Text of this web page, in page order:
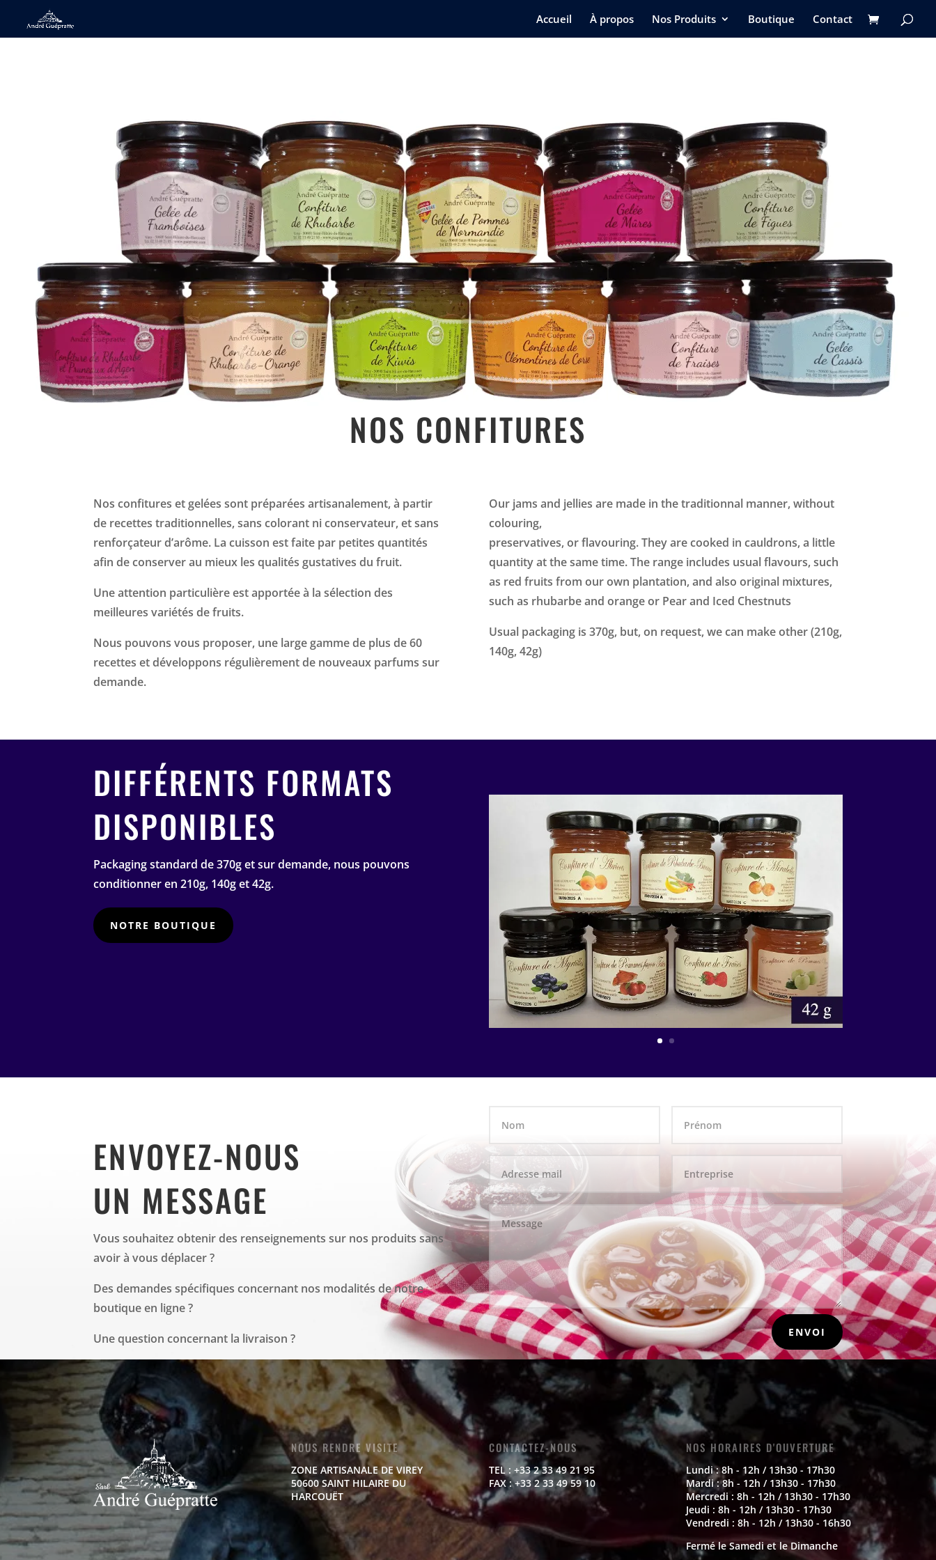
Accueil À propos Nos Produits Boutique Contact
NOS CONFITURES
Nos confitures et gelées sont préparées artisanalement, à partir
de recettes traditionnelles, sans colorant ni conservateur, et sans
renforçateur d’arôme. La cuisson est faite par petites quantités
afin de conserver au mieux les qualités gustatives du fruit.
Une attention particulière est apportée à la sélection des
meilleures variétés de fruits.
Nous pouvons vous proposer, une large gamme de plus de 60
recettes et développons régulièrement de nouveaux parfums sur
demande.
Our jams and jellies are made in the traditionnal manner, without
colouring,
preservatives, or flavouring. They are cooked in cauldrons, a little
quantity at the same time. The range includes usual flavours, such
as red fruits from our own plantation, and also original mixtures,
such as rhubarbe and orange or Pear and Iced Chestnuts
Usual packaging is 370g, but, on request, we can make other (210g,
140g, 42g)
DIFFÉRENTS FORMATS
DISPONIBLES
Packaging standard de 370g et sur demande, nous pouvons
conditionner en 210g, 140g et 42g.
NOTRE BOUTIQUE
ENVOYEZ-NOUS
UN MESSAGE
Vous souhaitez obtenir des renseignements sur nos produits sans
avoir à vous déplacer ?
Des demandes spécifiques concernant nos modalités de notre
boutique en ligne ?
Une question concernant la livraison ?
ENVOI
NOUS RENDRE VISITE
ZONE ARTISANALE DE VIREY
50600 SAINT HILAIRE DU
HARCOUËT
CONTACTEZ-NOUS
TEL : +33 2 33 49 21 95
FAX : +33 2 33 49 59 10
NOS HORAIRES D'OUVERTURE
Lundi : 8h - 12h / 13h30 - 17h30
Mardi : 8h - 12h / 13h30 - 17h30
Mercredi : 8h - 12h / 13h30 - 17h30
Jeudi : 8h - 12h / 13h30 - 17h30
Vendredi : 8h - 12h / 13h30 - 16h30
Fermé le Samedi et le Dimanche